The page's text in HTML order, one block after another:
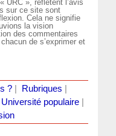
URC », reflètent l’avis
sur ce site sont
Cela ne signifie
la vision
des commentaires
de s’exprimer et
?| Rubriques
populaire